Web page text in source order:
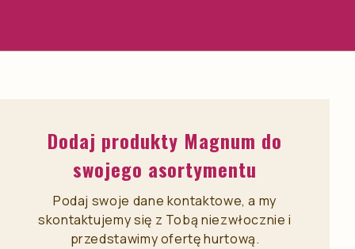
Dodaj produkty Magnum do
swojego asortymentu
Podaj swoje dane kontaktowe, a my
skontaktujemy się z Tobą niezwłocznie i
przedstawimy ofertę hurtową.